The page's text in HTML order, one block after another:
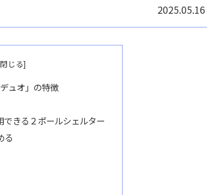
2025.05.16
ュオ」の特徴
できる２ポールシェルター
る